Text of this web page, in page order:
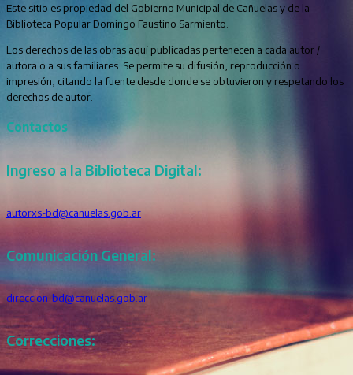
Este sitio es propiedad del Gobierno Municipal de Cañuelas y de la
Biblioteca Popular Domingo Faustino Sarmiento.
Los derechos de las obras aquí publicadas pertenecen a cada autor /
autora o a sus familiares. Se permite su difusión, reproducción o
impresión, citando la fuente desde donde se obtuvieron y respetando los
derechos de autor.
Contactos
Ingreso a la Biblioteca Digital:
autorxs-bd@canuelas.gob.ar
Comunicación General:
direccion-bd@canuelas.gob.ar
Correcciones: